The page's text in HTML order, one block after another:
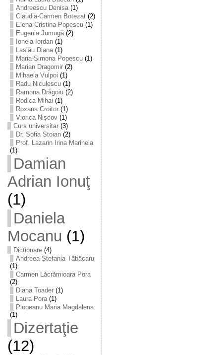
Andreescu Denisa(1)
Claudia-Carmen Botezat(2)
Elena-Cristina Popescu(1)
Eugenia Jumugă(2)
Ionela Iordan(1)
Laslău Diana(1)
Maria-Simona Popescu(1)
Marian Dragomir(2)
Mihaela Vulpoi (1)
Radu Niculescu(1)
Ramona Drăgoiu(2)
Rodica Mihai (1)
Roxana Croitor(1)
Viorica Nişcov(1)
Curs universitar(3)
Dr. Sofia Stoian(2)
Prof. Lazarin Irina Marinela
(1)
Damian
Adrian Ionuţ
(1)
Daniela
Mocanu (1)
Dicționare(4)
Andreea-Ștefania Tăbăcaru
(1)
Carmen Lăcrămioara Pora
(2)
Diana Toader(1)
Laura Pora(1)
Plopeanu Maria Magdalena
(1)
Dizertaţie
(12)